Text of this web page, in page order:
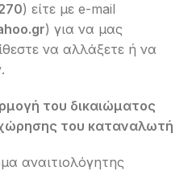
) είτε με e-mail
.gr) για να μας
να αλλάξετε ή να
του δικαιώματος
του καταναλωτή
αναιτιολόγητης